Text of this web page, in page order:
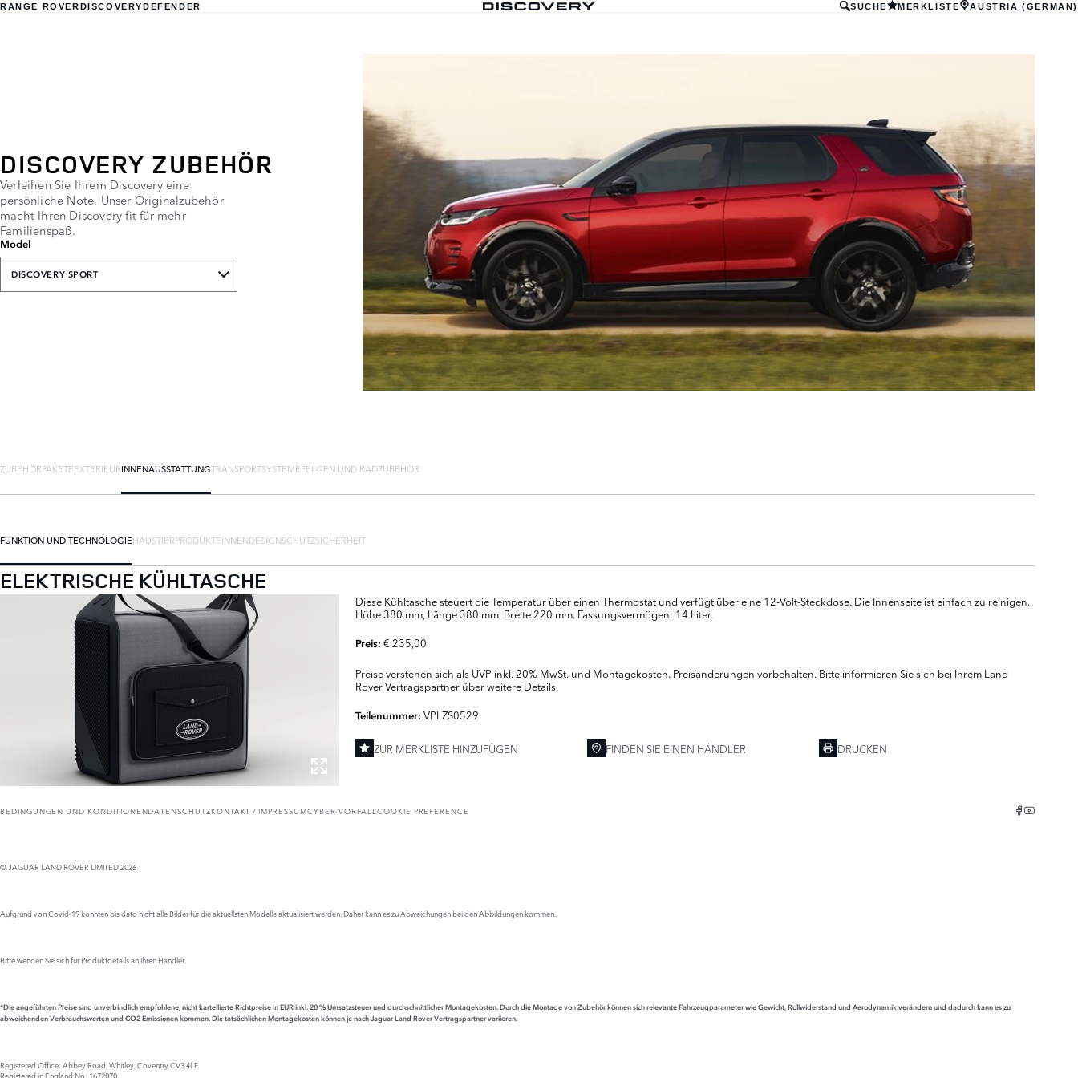
RANGE ROVERDISCOVERYDEFENDER SUCHE MERKLISTE AUSTRIA (GERMAN)
DISCOVERY ZUBEHÖR
Verleihen Sie Ihrem Discovery eine
persönliche Note. Unser Originalzubehör
macht Ihren Discovery fit für mehr
Familienspaß.
Model
DISCOVERY SPORT
ZUBEHÖRPAKETEEXTERIEURINNENAUSSTATTUNGTRANSPORTSYSTEMEFELGEN UND RADZUBEHÖR
FUNKTION UND TECHNOLOGIEHAUSTIERPRODUKTEINNENDESIGNSCHUTZSICHERHEIT
ELEKTRISCHE KÜHLTASCHE
Diese Kühltasche steuert die Temperatur über einen Thermostat und verfügt über eine 12-Volt-Steckdose. Die Innenseite ist einfach zu reinigen.
Höhe 380 mm, Länge 380 mm, Breite 220 mm. Fassungsvermögen: 14 Liter.
Preis:€ 235,00
Preise verstehen sich als UVP inkl. 20% MwSt. und Montagekosten. Preisänderungen vorbehalten. Bitte informieren Sie sich bei Ihrem Land
Rover Vertragspartner über weitere Details.
Teilenummer:VPLZS0529
ZUR MERKLISTE HINZUFÜGEN FINDEN SIE EINEN HÄNDLER DRUCKEN
BEDINGUNGEN UND KONDITIONENDATENSCHUTZKONTAKT / IMPRESSUMCYBER-VORFALLCOOKIE PREFERENCE
© JAGUAR LAND ROVER LIMITED 2026
Aufgrund von Covid-19 konnten bis dato nicht alle Bilder für die aktuellsten Modelle aktualisiert werden. Daher kann es zu Abweichungen bei den Abbildungen kommen.
Bitte wenden Sie sich für Produktdetails an Ihren Händler.
*Die angeführten Preise sind unverbindlich empfohlene, nicht kartellierte Richtpreise in EUR inkl. 20 % Umsatzsteuer und durchschnittlicher Montagekosten. Durch die Montage von Zubehör können sich relevante Fahrzeugparameter wie Gewicht, Rollwiderstand und Aerodynamik verändern und dadurch kann es zu
abweichenden Verbrauchswertenund CO2 Emissionen kommen.Die tatsächlichen Montagekosten können je nach Jaguar Land Rover Vertragspartner variieren.
Registered Office: Abbey Road, Whitley, Coventry CV3 4LF
Registered in England No: 1672070